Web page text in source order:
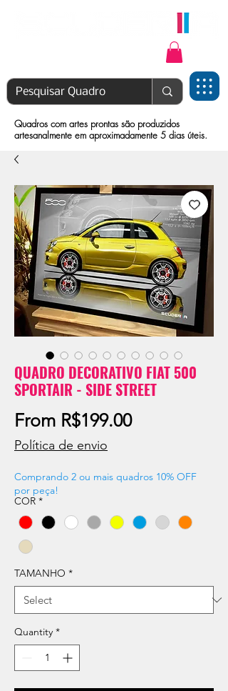
Quadros com artes prontas são produzidos
artesanalmente em aproximadamente 5 dias úteis.
QUADRO DECORATIVO FIAT 500
SPORTAIR - SIDE STREET
From R$199.00Sale
Política de envio
Comprando 2 ou mais quadros 10% OFF
por peça!
COR *
TAMANHO *
Quantity *